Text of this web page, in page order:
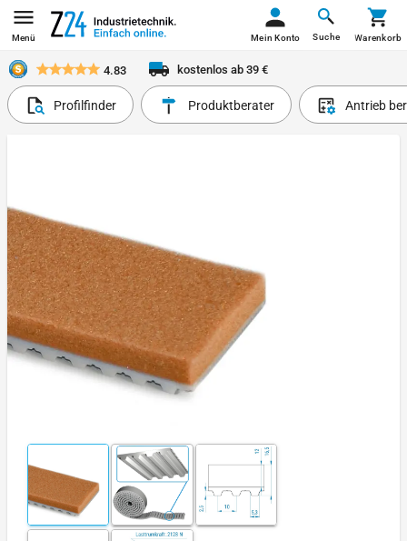
Menü Suche
Mein Konto Warenkorb
4.83 kostenlos ab 39 €
Profilfinder Produktberater Antrieb